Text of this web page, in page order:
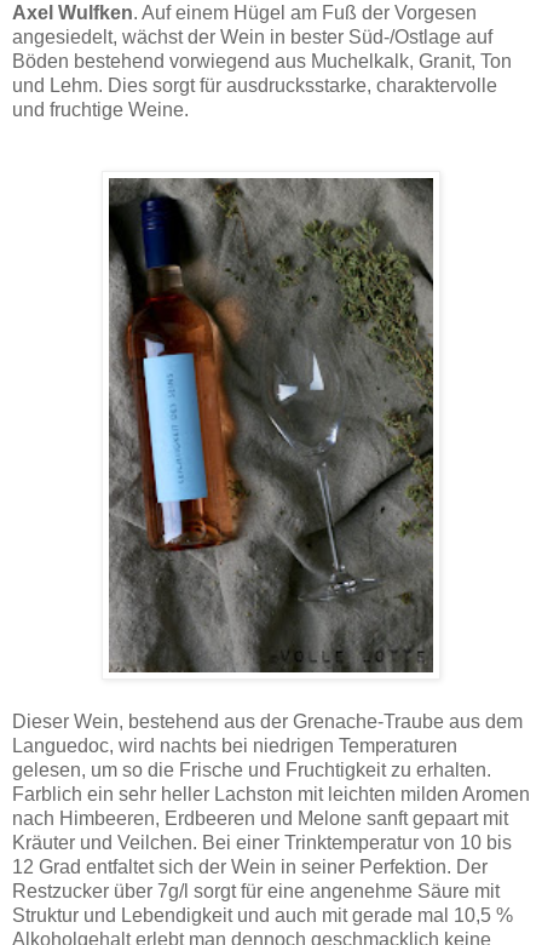
Axel Wulfken. Auf einem Hügel am Fuß der Vorgesen
angesiedelt, wächst der Wein in bester Süd-/Ostlage auf
Böden bestehend vorwiegend aus Muchelkalk, Granit, Ton
und Lehm. Dies sorgt für ausdrucksstarke, charaktervolle
und fruchtige Weine.
Dieser Wein, bestehend aus der Grenache-Traube aus dem
Languedoc, wird nachts bei niedrigen Temperaturen
gelesen, um so die Frische und Fruchtigkeit zu erhalten.
Farblich ein sehr heller Lachston mit leichten milden Aromen
nach Himbeeren, Erdbeeren und Melone sanft gepaart mit
Kräuter und Veilchen. Bei einer Trinktemperatur von 10 bis
12 Grad entfaltet sich der Wein in seiner Perfektion. Der
Restzucker über 7g/l sorgt für eine angenehme Säure mit
Struktur und Lebendigkeit und auch mit gerade mal 10,5 %
Alkoholgehalt erlebt man dennoch geschmacklich keine